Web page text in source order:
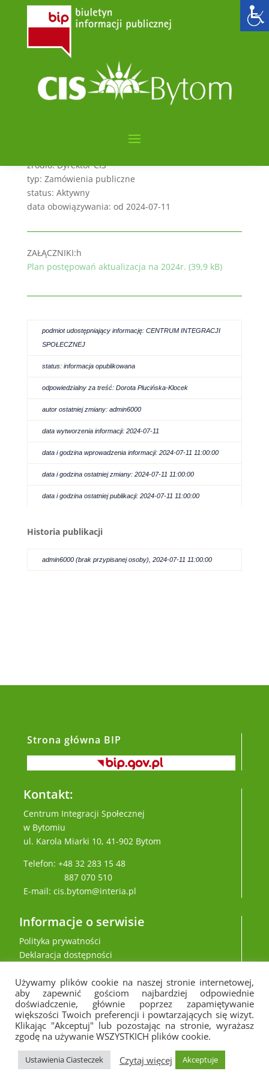
Aktualizacja planu 2024r
admin6000
POSTĘPOWAŃ O UDZIELENIE ZAMÓWIEŃ
PUBLICZNYCH
sygnatura: CIS.261.1.2024
źródło: Dyrektor CIS
typ: Zamówienia publiczne
status: Aktywny
data obowiązywania: od 2024-07-11
ZAŁĄCZNIKI:h
Plan postępowań aktualizacja na 2024r. (39,9 kB)
podmiot udostępniający informację: CENTRUM INTEGRACJI
SPOŁECZNEJ
status: informacja opublikowana
odpowiedzialny za treść: Dorota Plucińska-Klocek
autor ostatniej zmiany: admin6000
data wytworzenia informacji: 2024-07-11
data i godzina wprowadzenia informacji: 2024-07-11 11:00:00
data i godzina ostatniej zmiany: 2024-07-11 11:00:00
data i godzina ostatniej publikacji: 2024-07-11 11:00:00
Historia publikacji
admin6000 (brak przypisanej osoby), 2024-07-11 11:00:00
Strona główna BIP
Kontakt:
Centrum Integracji Społecznej
w Bytomiu
ul. Karola Miarki 10, 41-902 Bytom
Telefon: +48 32 283 15 48
887 070 510
E-mail: cis.bytom@interia.pl
Informacje o serwisie
Polityka prywatności
Deklaracja dostępności
Używamy plików cookie na naszej stronie internetowej,
aby zapewnić gościom najbardziej odpowiednie
doświadczenie, głównie poprzez zapamiętywanie
większości Twoich preferencji i powtarzających się wizyt.
Klikając "Akceptuj" lub pozostając na stronie, wyrażasz
zgodę na używanie WSZYSTKICH plików cookie.
Ustawienia Ciasteczek Czytaj więcej Akceptuje